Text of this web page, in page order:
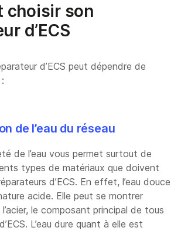
choisir son
d’ECS
d’ECS peut dépendre de
de l’eau du réseau
de l’eau vous permet surtout de
types de matériaux que doivent
d’ECS. En effet, l’eau douce
acide. Elle peut se montrer
le composant principal de tous
L’eau dure quant à elle est